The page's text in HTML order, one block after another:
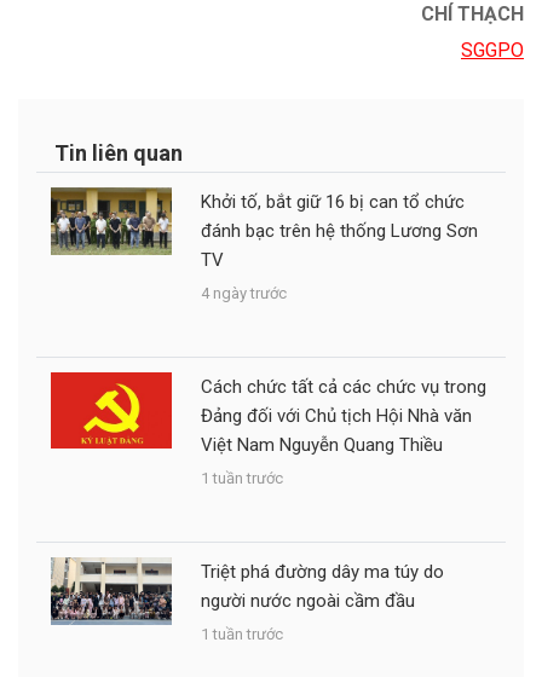
CHÍ THẠCH
SGGPO
Tin liên quan
Khởi tố, bắt giữ 16 bị can tổ chức
đánh bạc trên hệ thống Lương Sơn
TV
4 ngày trước
Cách chức tất cả các chức vụ trong
Đảng đối với Chủ tịch Hội Nhà văn
Việt Nam Nguyễn Quang Thiều
1 tuần trước
Triệt phá đường dây ma túy do
người nước ngoài cầm đầu
1 tuần trước